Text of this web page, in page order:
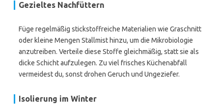
Gezieltes Nachfüttern
Füge regelmäßig stickstoffreiche Materialien wie Graschnitt
oder kleine Mengen Stallmist hinzu, um die Mikrobiologie
anzutreiben. Verteile diese Stoffe gleichmäßig, statt sie als
dicke Schicht aufzulegen. Zu viel frisches Küchenabfall
vermeidest du, sonst drohen Geruch und Ungeziefer.
Isolierung im Winter